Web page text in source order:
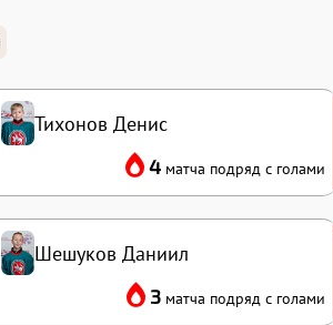
Шешуков Даниил
3 матча подряд с голами
Тихонов Денис
4 матча подряд с голами